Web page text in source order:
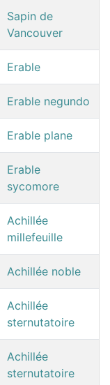
Sapin de
Vancouver
Erable
Erable negundo
Erable plane
Erable
sycomore
Achillée
millefeuille
Achillée noble
Achillée
sternutatoire
Achillée
sternutatoire